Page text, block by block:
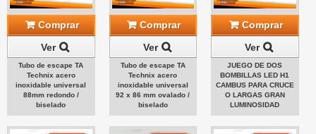
Comprar
Ver
Tubo de escape TA
Technix acero
inoxidable universal
88mm redondo /
biselado
Comprar
Ver
Tubo de escape TA
Technix acero
inoxidable universal
92 x 86 mm ovalado /
biselado
Comprar
Ver
JUEGO DE DOS
BOMBILLAS LED H1
CAMBUS PARA CRUCE
O LARGAS GRAN
LUMINOSIDAD